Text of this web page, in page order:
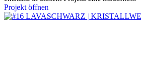
Projekt öffnen